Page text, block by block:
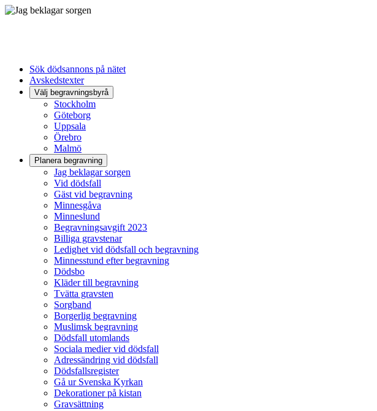
Sök dödsannons på nätet
Avskedstexter
Välj begravningsbyrå
Stockholm
Göteborg
Uppsala
Örebro
Malmö
Planera begravning
Jag beklagar sorgen
Vid dödsfall
Gäst vid begravning
Minnesgåva
Minneslund
Begravningsavgift 2023
Billiga gravstenar
Ledighet vid dödsfall och begravning
Minnesstund efter begravning
Dödsbo
Kläder till begravning
Tvätta gravsten
Sorgband
Borgerlig begravning
Muslimsk begravning
Dödsfall utomlands
Sociala medier vid dödsfall
Adressändring vid dödsfall
Dödsfallsregister
Gå ur Svenska Kyrkan
Dekorationer på kistan
Gravsättning